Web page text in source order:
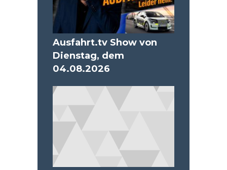
Ausfahrt.tv Show von
Dienstag, dem
04.08.2026